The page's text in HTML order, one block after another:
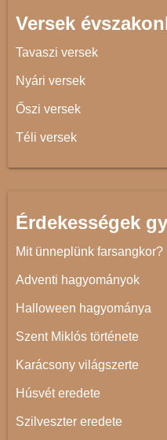
Versek
Tavaszi versek
Nyári versek
Őszi versek
Téli versek
Érdekességek
Mit ünneplünk farsangkor?
Adventi hagyományok
Halloween hagyománya
Szent Miklós története
Karácsony világszerte
Húsvét eredete
Szilveszter eredete